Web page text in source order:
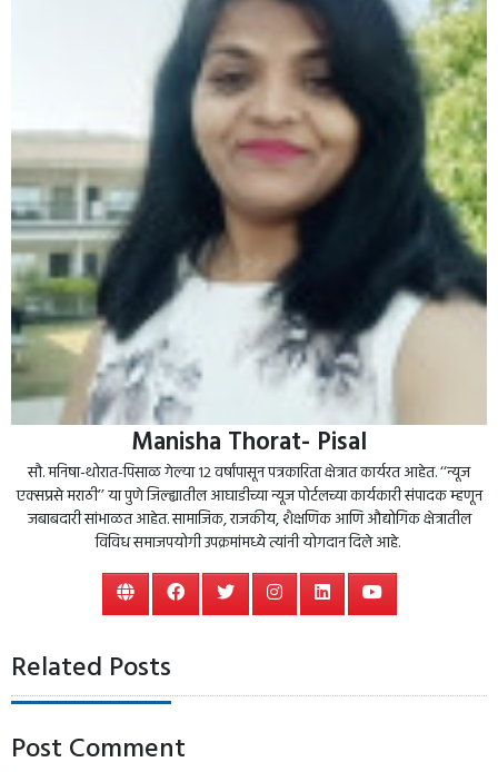
Manisha Thorat- Pisal
सौ. मनिषा-थोरात-पिसाळ गेल्या १२ वर्षांपासून पत्रकारिता क्षेत्रात कार्यरत आहेत. ‘‘न्यूज
एक्सप्रसे मराठी’’ या पुणे जिल्ह्यातील आघाडीच्या न्यूज पोर्टलच्या कार्यकारी संपादक म्हणून
जबाबदारी सांभाळत आहेत. सामाजिक, राजकीय, शैक्षणिक आणि औद्योगिक क्षेत्रातील
विविध समाजपयोगी उपक्रमांमध्ये त्यांनी योगदान दिले आहे.
Related Posts
Post Comment